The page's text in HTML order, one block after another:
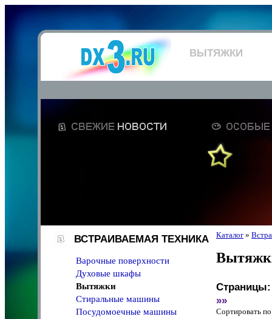
ВЫТЯЖКИ
ВСТРАИВАЕМАЯ ТЕХНИКА
Варочные поверхности
Духовые шкафы
Вытяжки
Стиральные машины
Посудомоечные машины
Каталог »
Страницы:
»»
Сортировать